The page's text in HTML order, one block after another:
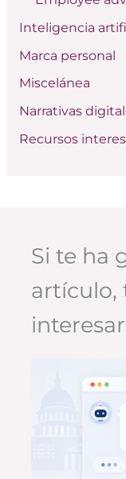
:Inteligencia
Marca personal
Miscelánea
Narrativas
Recursos
Si te ha
artículo,